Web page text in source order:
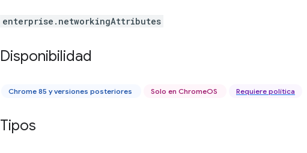
enterprise.networkingAttributes
Disponibilidad
Chrome 85 y versiones posteriores Solo en ChromeOS Requiere política
Tipos